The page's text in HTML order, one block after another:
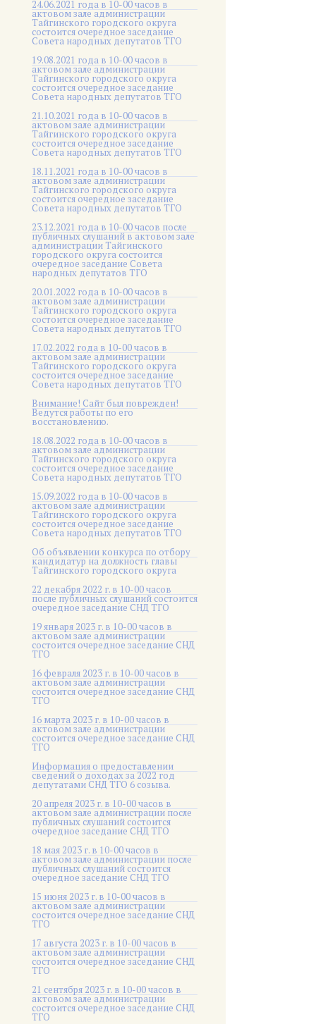
24.06.2021 года в 10-00 часов в
актовом зале администрации
Тайгинского городского округа
состоится очередное заседание
Совета народных депутатов ТГО
19.08.2021 года в 10-00 часов в
актовом зале администрации
Тайгинского городского округа
состоится очередное заседание
Совета народных депутатов ТГО
21.10.2021 года в 10-00 часов в
актовом зале администрации
Тайгинского городского округа
состоится очередное заседание
Совета народных депутатов ТГО
18.11.2021 года в 10-00 часов в
актовом зале администрации
Тайгинского городского округа
состоится очередное заседание
Совета народных депутатов ТГО
23.12.2021 года в 10-00 часов после
публичных слушаний в актовом зале
администрации Тайгинского
городского округа состоится
очередное заседание Совета
народных депутатов ТГО
20.01.2022 года в 10-00 часов в
актовом зале администрации
Тайгинского городского округа
состоится очередное заседание
Совета народных депутатов ТГО
17.02.2022 года в 10-00 часов в
актовом зале администрации
Тайгинского городского округа
состоится очередное заседание
Совета народных депутатов ТГО
Внимание! Сайт был поврежден!
Ведутся работы по его
восстановлению.
18.08.2022 года в 10-00 часов в
актовом зале администрации
Тайгинского городского округа
состоится очередное заседание
Совета народных депутатов ТГО
15.09.2022 года в 10-00 часов в
актовом зале администрации
Тайгинского городского округа
состоится очередное заседание
Совета народных депутатов ТГО
Об объявлении конкурса по отбору
кандидатур на должность главы
Тайгинского городского округа
22 декабря 2022 г. в 10-00 часов
после публичных слушаний состоится
очередное заседание СНД ТГО
19 января 2023 г. в 10-00 часов в
актовом зале администрации
состоится очередное заседание СНД
ТГО
16 февраля 2023 г. в 10-00 часов в
актовом зале администрации
состоится очередное заседание СНД
ТГО
16 марта 2023 г. в 10-00 часов в
актовом зале администрации
состоится очередное заседание СНД
ТГО
Информация о предоставлении
сведений о доходах за 2022 год
депутатами СНД ТГО 6 созыва.
20 апреля 2023 г. в 10-00 часов в
актовом зале администрации после
публичных слушаний состоится
очередное заседание СНД ТГО
18 мая 2023 г. в 10-00 часов в
актовом зале администрации после
публичных слушаний состоится
очередное заседание СНД ТГО
15 июня 2023 г. в 10-00 часов в
актовом зале администрации
состоится очередное заседание СНД
ТГО
17 августа 2023 г. в 10-00 часов в
актовом зале администрации
состоится очередное заседание СНД
ТГО
21 сентября 2023 г. в 10-00 часов в
актовом зале администрации
состоится очередное заседание СНД
ТГО